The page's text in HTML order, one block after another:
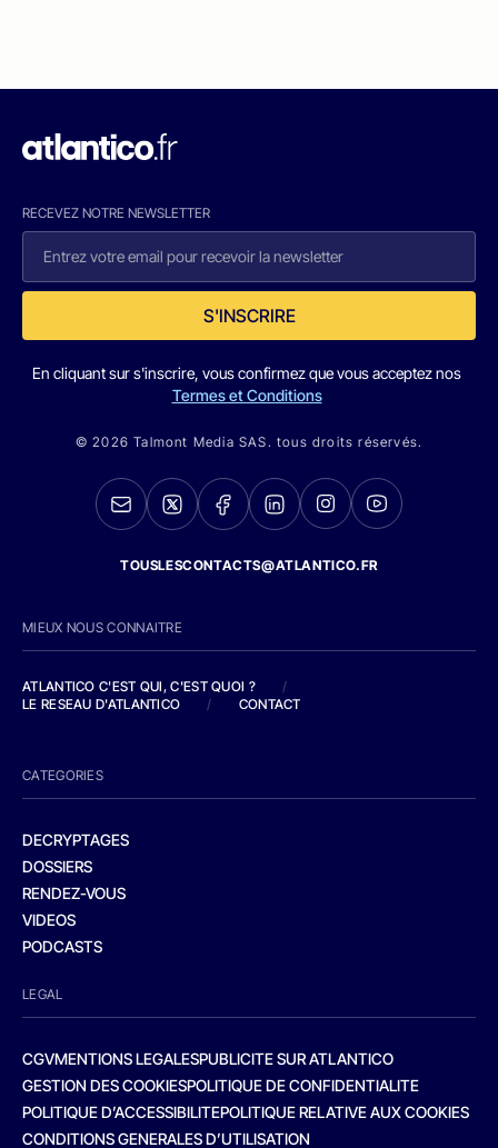
RECEVEZ NOTRE NEWSLETTER
S'INSCRIRE
En cliquant sur s'inscrire, vous confirmez que vous acceptez nos
Termes et Conditions
© 2026 Talmont Media SAS. tous droits réservés.
TOUSLESCONTACTS@ATLANTICO.FR
MIEUX NOUS CONNAITRE
ATLANTICO C'EST QUI, C'EST QUOI ?
/
LE RESEAU D'ATLANTICO
/ CONTACT
CATEGORIES
DECRYPTAGES
DOSSIERS
RENDEZ-VOUS
VIDEOS
PODCASTS
LEGAL
CGVMENTIONS LEGALESPUBLICITE SUR ATLANTICO
GESTION DES COOKIESPOLITIQUE DE CONFIDENTIALITE
POLITIQUE D’ACCESSIBILITEPOLITIQUE RELATIVE AUX COOKIES
CONDITIONS GENERALES D’UTILISATION